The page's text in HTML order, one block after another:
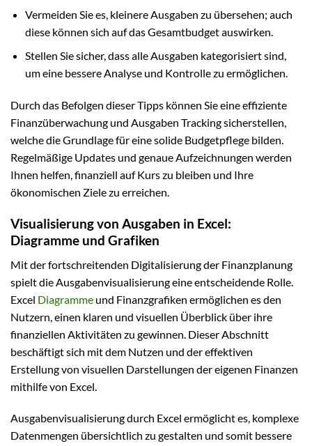
Vermeiden Sie es, kleinere Ausgaben zu übersehen; auch
diese können sich auf das Gesamtbudget auswirken.
Stellen Sie sicher, dass alle Ausgaben kategorisiert sind,
um eine bessere Analyse und Kontrolle zu ermöglichen.
Durch das Befolgen dieser Tipps können Sie eine effiziente
Finanzüberwachung und Ausgaben Tracking sicherstellen,
welche die Grundlage für eine solide Budgetpflege bilden.
Regelmäßige Updates und genaue Aufzeichnungen werden
Ihnen helfen, finanziell auf Kurs zu bleiben und Ihre
ökonomischen Ziele zu erreichen.
Visualisierung von Ausgaben in Excel:
Diagramme und Grafiken
Mit der fortschreitenden Digitalisierung der Finanzplanung
spielt die Ausgabenvisualisierung eine entscheidende Rolle.
Excel Diagramme und Finanzgrafiken ermöglichen es den
Nutzern, einen klaren und visuellen Überblick über ihre
finanziellen Aktivitäten zu gewinnen. Dieser Abschnitt
beschäftigt sich mit dem Nutzen und der effektiven
Erstellung von visuellen Darstellungen der eigenen Finanzen
mithilfe von Excel.
Ausgabenvisualisierung durch Excel ermöglicht es, komplexe
Datenmengen übersichtlich zu gestalten und somit bessere